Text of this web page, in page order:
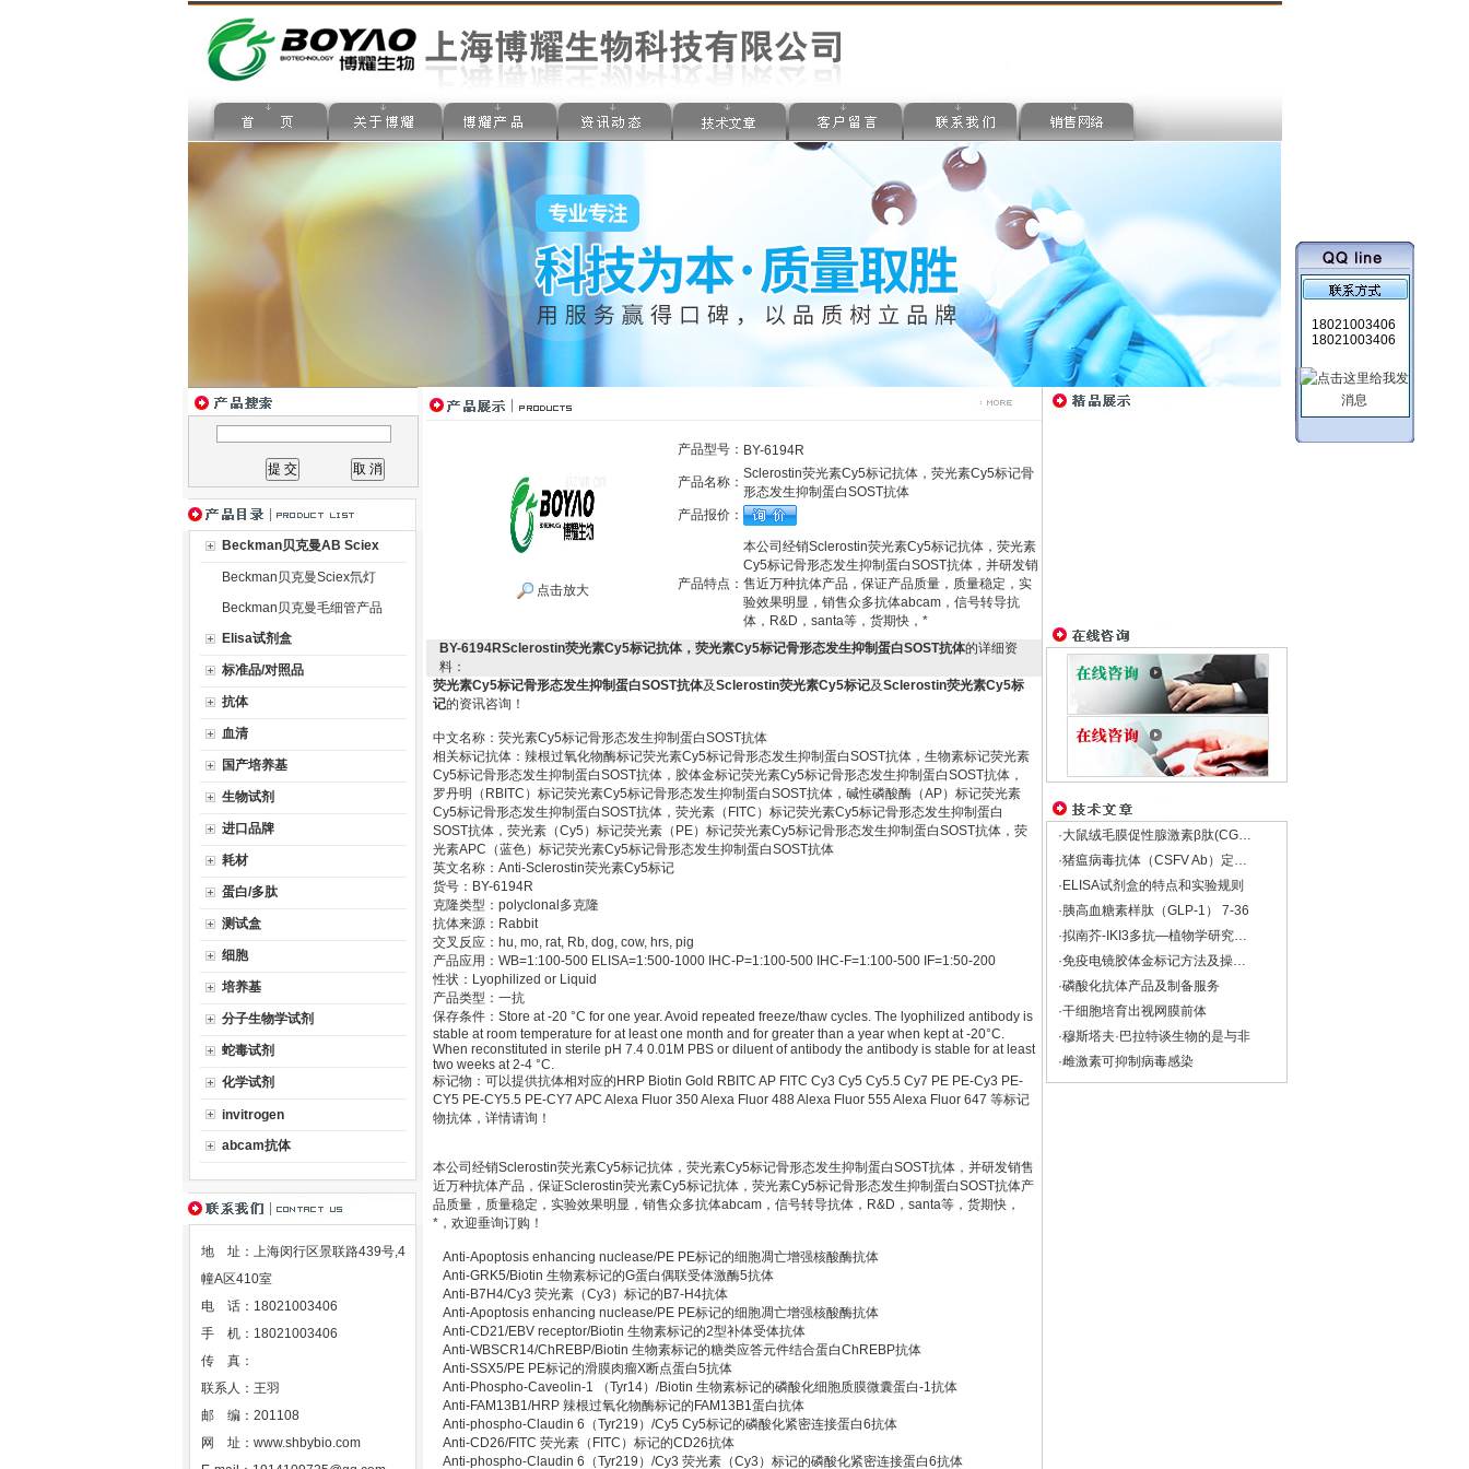
18021003406
18021003406
Beckman贝克曼AB Sciex
Beckman贝克曼Sciex氘灯
Beckman贝克曼毛细管产品
Elisa试剂盒
标准品/对照品
抗体
血清
国产培养基
生物试剂
进口品牌
耗材
蛋白/多肽
测试盒
细胞
培养基
分子生物学试剂
蛇毒试剂
化学试剂
invitrogen
abcam抗体
地 址：上海闵行区景联路439号,4
幢A区410室
电 话：18021003406
手 机：18021003406
传 真：
联系人：王羽
邮 编：201108
网 址： www.shbybio.com
点击放大
产品型号： BY-6194R
产品名称：
Sclerostin荧光素Cy5标记抗体，荧光素Cy5标记骨
形态发生抑制蛋白SOST抗体
产品报价：
产品特点：
本公司经销Sclerostin荧光素Cy5标记抗体，荧光素
Cy5标记骨形态发生抑制蛋白SOST抗体，并研发销
售近万种抗体产品，保证产品质量，质量稳定，实
验效果明显，销售众多抗体abcam，信号转导抗
体，R&D，santa等，货期快，*
BY-6194RSclerostin荧光素Cy5标记抗体，荧光素Cy5标记骨形态发生抑制蛋白SOST抗体的详细资
料：
荧光素Cy5标记骨形态发生抑制蛋白SOST抗体及Sclerostin荧光素Cy5标记及Sclerostin荧光素Cy5标
记的资讯咨询！
中文名称：荧光素Cy5标记骨形态发生抑制蛋白SOST抗体
相关标记抗体：辣根过氧化物酶标记荧光素Cy5标记骨形态发生抑制蛋白SOST抗体，生物素标记荧光素
Cy5标记骨形态发生抑制蛋白SOST抗体，胶体金标记荧光素Cy5标记骨形态发生抑制蛋白SOST抗体，
罗丹明（RBITC）标记荧光素Cy5标记骨形态发生抑制蛋白SOST抗体，碱性磷酸酶（AP）标记荧光素
Cy5标记骨形态发生抑制蛋白SOST抗体，荧光素（FITC）标记荧光素Cy5标记骨形态发生抑制蛋白
SOST抗体，荧光素（Cy5）标记荧光素（PE）标记荧光素Cy5标记骨形态发生抑制蛋白SOST抗体，荧
光素APC（蓝色）标记荧光素Cy5标记骨形态发生抑制蛋白SOST抗体
英文名称：Anti-Sclerostin荧光素Cy5标记
货号：BY-6194R
克隆类型：polyclonal多克隆
抗体来源：Rabbit
交叉反应：hu, mo, rat, Rb, dog, cow, hrs, pig
产品应用：WB=1:100-500 ELISA=1:500-1000 IHC-P=1:100-500 IHC-F=1:100-500 IF=1:50-200
性状：Lyophilized or Liquid
产品类型：一抗
保存条件：Store at -20 °C for one year. Avoid repeated freeze/thaw cycles. The lyophilized antibody is
stable at room temperature for at least one month and for greater than a year when kept at -20°C.
When reconstituted in sterile pH 7.4 0.01M PBS or diluent of antibody the antibody is stable for at least
two weeks at 2-4 °C.
标记物：可以提供抗体相对应的HRP Biotin Gold RBITC AP FITC Cy3 Cy5 Cy5.5 Cy7 PE PE-Cy3 PE-
CY5 PE-CY5.5 PE-CY7 APC Alexa Fluor 350 Alexa Fluor 488 Alexa Fluor 555 Alexa Fluor 647 等标记
物抗体，详情请询！
本公司经销Sclerostin荧光素Cy5标记抗体，荧光素Cy5标记骨形态发生抑制蛋白SOST抗体，并研发销售
近万种抗体产品，保证Sclerostin荧光素Cy5标记抗体，荧光素Cy5标记骨形态发生抑制蛋白SOST抗体产
品质量，质量稳定，实验效果明显，销售众多抗体abcam，信号转导抗体，R&D，santa等，货期快，
*，欢迎垂询订购！
Anti-Apoptosis enhancing nuclease/PE PE标记的细胞凋亡增强核酸酶抗体
Anti-GRK5/Biotin 生物素标记的G蛋白偶联受体激酶5抗体
Anti-B7H4/Cy3 荧光素（Cy3）标记的B7-H4抗体
Anti-Apoptosis enhancing nuclease/PE PE标记的细胞凋亡增强核酸酶抗体
Anti-CD21/EBV receptor/Biotin 生物素标记的2型补体受体抗体
Anti-WBSCR14/ChREBP/Biotin 生物素标记的糖类应答元件结合蛋白ChREBP抗体
Anti-SSX5/PE PE标记的滑膜肉瘤X断点蛋白5抗体
Anti-Phospho-Caveolin-1 （Tyr14）/Biotin 生物素标记的磷酸化细胞质膜微囊蛋白-1抗体
Anti-FAM13B1/HRP 辣根过氧化物酶标记的FAM13B1蛋白抗体
Anti-phospho-Claudin 6（Tyr219）/Cy5 Cy5标记的磷酸化紧密连接蛋白6抗体
Anti-CD26/FITC 荧光素（FITC）标记的CD26抗体
Anti-phospho-Claudin 6（Tyr219）/Cy3 荧光素（Cy3）标记的磷酸化紧密连接蛋白6抗体
·大鼠绒毛膜促性腺激素β肽(CGβ)Elisa试剂盒
·猪瘟病毒抗体（CSFV Ab）定量检测试剂盒
·ELISA试剂盒的特点和实验规则
·胰高血糖素样肽（GLP-1） 7-36
·拟南芥-IKI3多抗―植物学研究的重要工具
·免疫电镜胶体金标记方法及操做（仅供参考）
·磷酸化抗体产品及制备服务
·干细胞培育出视网膜前体
·穆斯塔夫·巴拉特谈生物的是与非
·雌激素可抑制病毒感染